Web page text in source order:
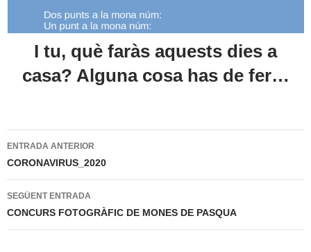
I tu, què faràs aquests dies a
casa? Alguna cosa has de fer…
Navegació
per
les
entrades
ENTRADA ANTERIOR
CORONAVIRUS_2020
SEGÜENT ENTRADA
CONCURS FOTOGRÀFIC DE MONES DE PASQUA